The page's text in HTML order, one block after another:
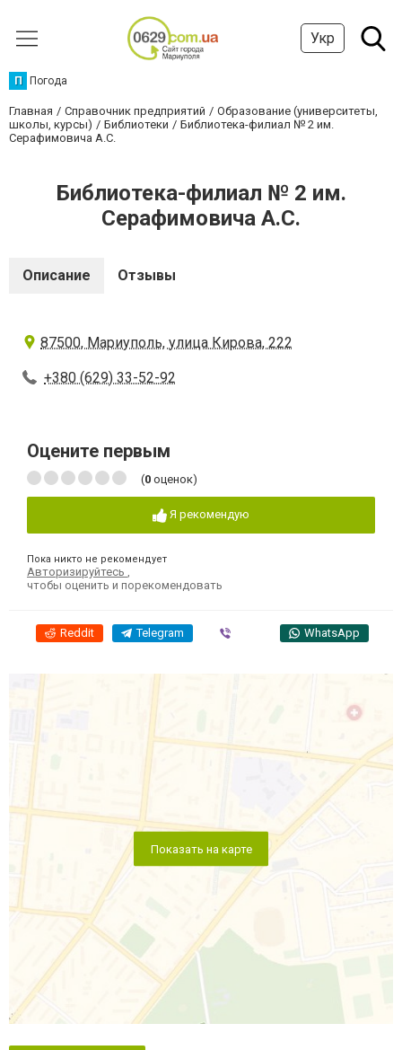
Укр
П Погода
Главная Справочник предприятий
Образование (университеты,
школы, курсы)
Библиотеки
Библиотека-филиал № 2 им.
Серафимовича А.С.
Библиотека-филиал № 2 им.
Серафимовича А.С.
Описание Отзывы
87500, Мариуполь, улица Кирова, 222
+380 (629) 33-52-92
Оцените первым
(0 оценок)
Я рекомендую
Пока никто не рекомендует
Авторизируйтесь
чтобы оценить и порекомендовать
Reddit Telegram WhatsApp
Показать на карте